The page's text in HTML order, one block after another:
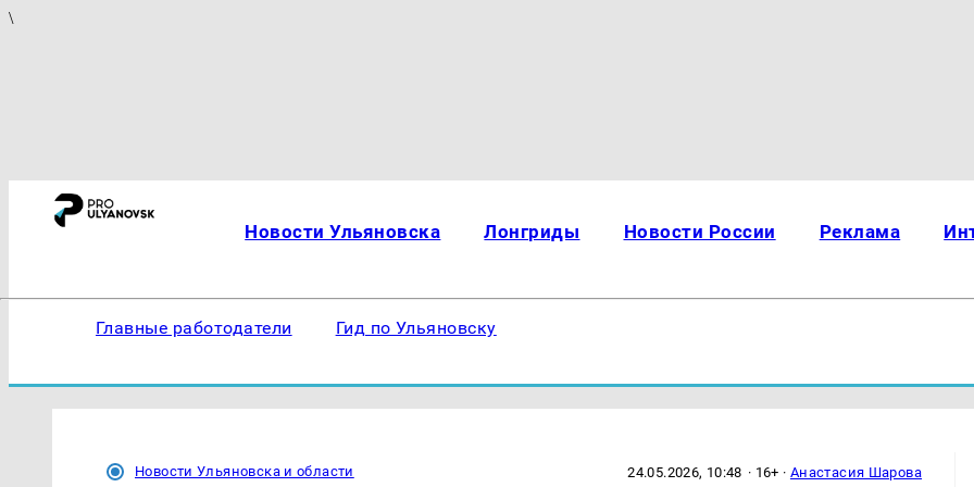
\
Новости Ульяновска Лонгриды Новости России Реклама
Главные работодатели Гид по Ульяновску
Новости Ульяновска и области 24.05.2026, 10:48 · 16+ · Анастасия Шарова